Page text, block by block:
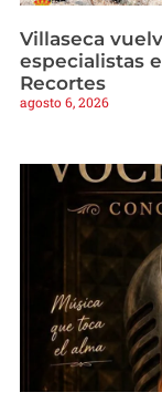
Villaseca
especialistas
Recortes
agosto 6, 2026